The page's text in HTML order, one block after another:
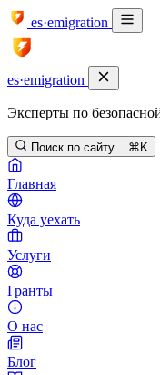
es·emigration
es·emigration
Эксперты по
Поиск по сайту... ⌘K
Главная
Куда уехать
Услуги
Гранты
О нас
Блог